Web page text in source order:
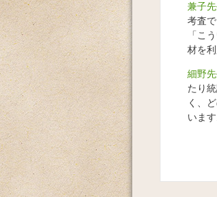
兼子
考査
「こ
材を
細野
たり
く、
います